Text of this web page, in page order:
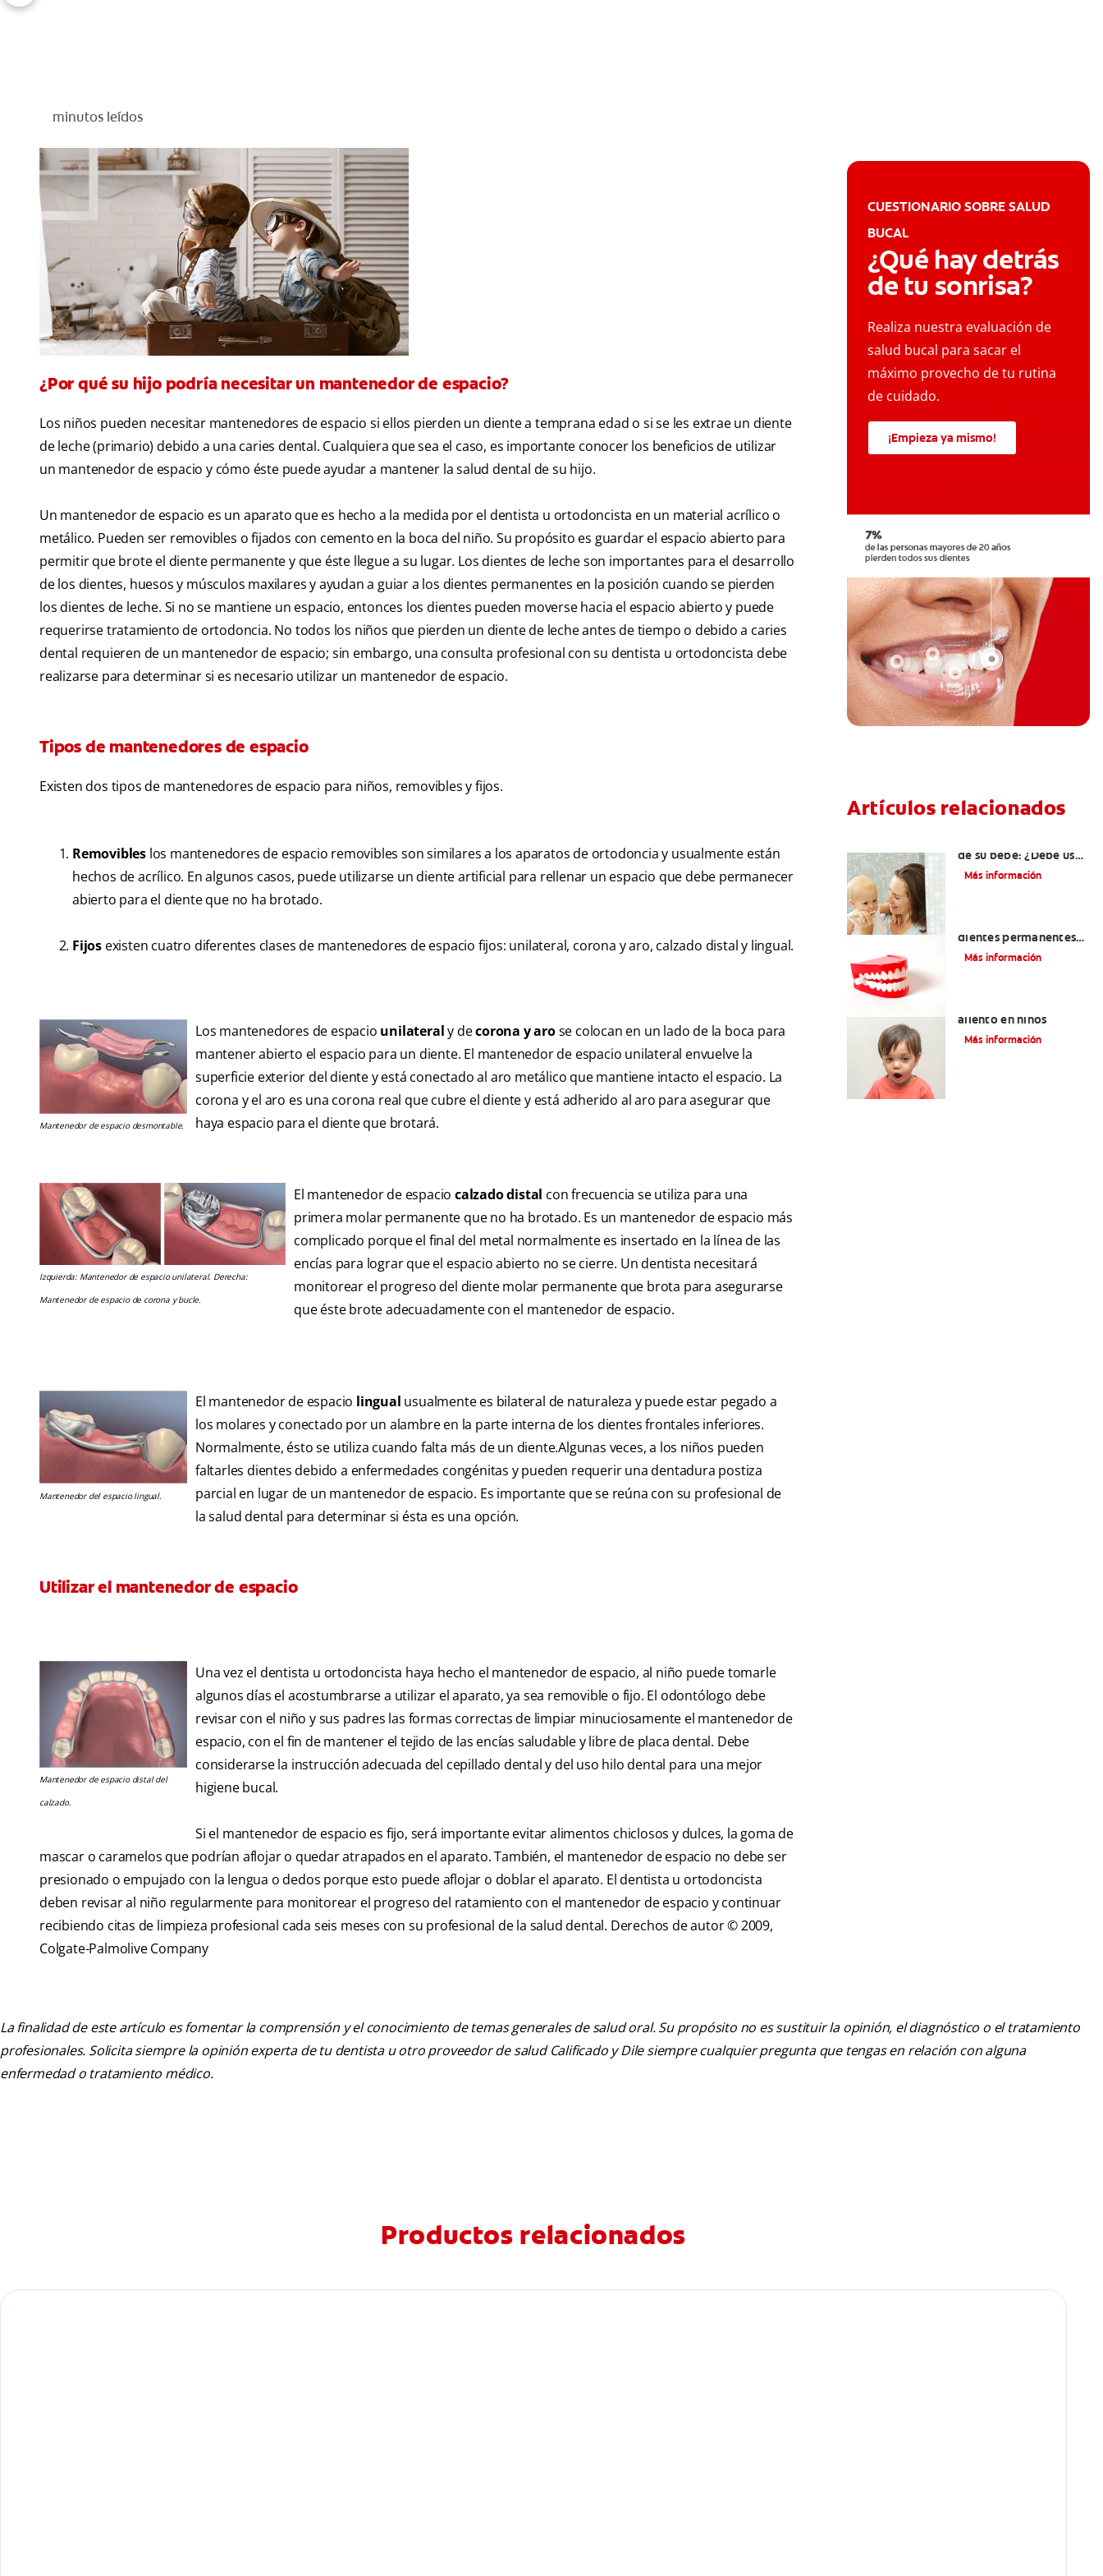
minutos leídos
¿Por qué su hijo podría necesitar un mantenedor de espacio?
Los niños pueden necesitar mantenedores de espacio si ellos pierden un diente a temprana edad o si se les extrae un diente
de leche (primario) debido a una caries dental. Cualquiera que sea el caso, es importante conocer los beneficios de utilizar
un mantenedor de espacio y cómo éste puede ayudar a mantener la salud dental de su hijo.
Un mantenedor de espacio es un aparato que es hecho a la medida por el dentista u ortodoncista en un material acrílico o
metálico. Pueden ser removibles o fijados con cemento en la boca del niño. Su propósito es guardar el espacio abierto para
permitir que brote el diente permanente y que éste llegue a su lugar. Los dientes de leche son importantes para el desarrollo
de los dientes, huesos y músculos maxilares y ayudan a guiar a los dientes permanentes en la posición cuando se pierden
los dientes de leche. Si no se mantiene un espacio, entonces los dientes pueden moverse hacia el espacio abierto y puede
requerirse tratamiento de ortodoncia. No todos los niños que pierden un diente de leche antes de tiempo o debido a caries
dental requieren de un mantenedor de espacio; sin embargo, una consulta profesional con su dentista u ortodoncista debe
realizarse para determinar si es necesario utilizar un mantenedor de espacio.
Tipos de mantenedores de espacio
Existen dos tipos de mantenedores de espacio para niños, removibles y fijos.
Removibles los mantenedores de espacio removibles son similares a los aparatos de ortodoncia y usualmente están
hechos de acrílico. En algunos casos, puede utilizarse un diente artificial para rellenar un espacio que debe permanecer
abierto para el diente que no ha brotado.
Fijos existen cuatro diferentes clases de mantenedores de espacio fijos: unilateral, corona y aro, calzado distal y lingual.
Mantenedor de espacio desmontable.
Los mantenedores de espacio unilateraly decorona y arose colocan en un lado de la boca para
mantener abierto el espacio para un diente. El mantenedor de espacio unilateral envuelve la
superficie exterior del diente y está conectado al aro metálico que mantiene intacto el espacio. La
corona y el aro es una corona real que cubre el diente y está adherido al aro para asegurar que
haya espacio para el diente que brotará.
Izquierda: Mantenedor de espacio unilateral. Derecha:
Mantenedor de espacio de corona y bucle.
El mantenedor de espacio calzado distal con frecuencia se utiliza para una
primera molar permanente que no ha brotado. Es un mantenedor de espacio más
complicado porque el final del metal normalmente es insertado en la línea de las
encías para lograr que el espacio abierto no se cierre. Un dentista necesitará
monitorear el progreso del diente molar permanente que brota para asegurarse
que éste brote adecuadamente con el mantenedor de espacio.
Mantenedor del espacio lingual.
El mantenedor de espacio lingual usualmente es bilateral de naturaleza y puede estar pegado a
los molares y conectado por un alambre en la parte interna de los dientes frontales inferiores.
Normalmente, ésto se utiliza cuando falta más de un diente.Algunas veces, a los niños pueden
faltarles dientes debido a enfermedades congénitas y pueden requerir una dentadura postiza
parcial en lugar de un mantenedor de espacio. Es importante que se reúna con su profesional de
la salud dental para determinar si ésta es una opción.
Utilizar el mantenedor de espacio
Mantenedor de espacio distal del
calzado.
Una vez el dentista u ortodoncista haya hecho el mantenedor de espacio, al niño puede tomarle
algunos días el acostumbrarse a utilizar el aparato, ya sea removible o fijo. El odontólogo debe
revisar con el niño y sus padres las formas correctas de limpiar minuciosamente el mantenedor de
espacio, con el fin de mantener el tejido de las encías saludable y libre de placa dental. Debe
considerarse la instrucción adecuada del cepillado dental y del uso hilo dental para una mejor
higiene bucal.
Si el mantenedor de espacio es fijo, será importante evitar alimentos chiclosos y dulces, la goma de
mascar o caramelos que podrían aflojar o quedar atrapados en el aparato. También, el mantenedor de espacio no debe ser
presionado o empujado con la lengua o dedos porque esto puede aflojar o doblar el aparato. El dentista u ortodoncista
deben revisar al niño regularmente para monitorear el progreso del ratamiento con el mantenedor de espacio y continuar
recibiendo citas de limpieza profesional cada seis meses con su profesional de la salud dental. Derechos de autor © 2009,
Colgate-Palmolive Company
CUESTIONARIO SOBRE SALUD
BUCAL
¿Qué hay detrás
de tu sonrisa?
Realiza nuestra evaluación de
salud bucal para sacar el
máximo provecho de tu rutina
de cuidado.
¡Empieza ya mismo!
Artículos relacionados
de su bebé: ¿Debe usar
crema dental?
Más información
dientes permanentes
desde pequeño
Más información
aliento en niños
Más información
La finalidad de este artículo es fomentar la comprensión y el conocimiento de temas generales de salud oral. Su propósito no es sustituir la opinión, el diagnóstico o el tratamiento
profesionales. Solicita siempre la opinión experta de tu dentista u otro proveedor de salud Calificado y Dile siempre cualquier pregunta que tengas en relación con alguna
enfermedad o tratamiento médico.
Productos relacionados